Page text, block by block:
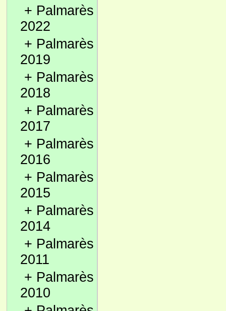
+ Palmarès
2022
+ Palmarès
2019
+ Palmarès
2018
+ Palmarès
2017
+ Palmarès
2016
+ Palmarès
2015
+ Palmarès
2014
+ Palmarès
2011
+ Palmarès
2010